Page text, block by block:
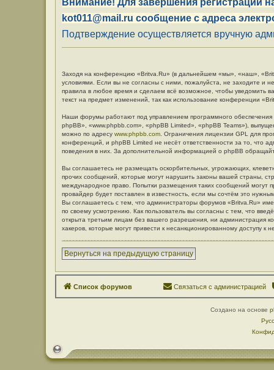
Внимание! Для завершения регистрации
kot011@mail.ru сообщение с адреса
Подтверждение осуществляется вручную
Заходя на конференцию «Britva.Ru» (в дальнейшем «мы», «наш»,
условиями. Если вы не согласны с ними, пожалуйста, не заходите и
правила в любое время и сделаем всё возможное, чтобы уведомить
текст на предмет изменений, так как использование конференции
Наши форумы работают под управлением программного
phpBB», «www.phpbb.com», «phpBB Limited», «phpBB Teams»),
можно по адресу www.phpbb.com . Ограничения лицензии GPL для
конференций, и phpBB Limited не несёт ответственности за то, что
поведения в них. За дополнительной информацией о phpBB
Вы соглашаетесь не размещать оскорбительных, угрожающих,
прочих сообщений, которые могут нарушить законы вашей страны,
международное право. Попытки размещения таких сообщений
провайдер будет поставлен в известность, если мы сочтём это
Вы соглашаетесь с тем, что администраторы форумов «Britva.Ru»
по своему усмотрению. Как пользователь вы согласны с тем, что
открыта третьим лицам без вашего разрешения, ни администрация
хакеров, которые могут привести к несанкционированному доступу к
Вернуться на предыдущую страницу
Список форумов Связаться с администрацией
Создано на основе